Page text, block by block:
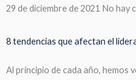
29 de diciembre de 2021 No hay
8 tendencias que afectan el
Al principio de cada año, hemos